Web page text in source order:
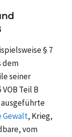
§ 7
dem
seiner
Teil B
ausgeführte
Gewalt, Krieg,
vom